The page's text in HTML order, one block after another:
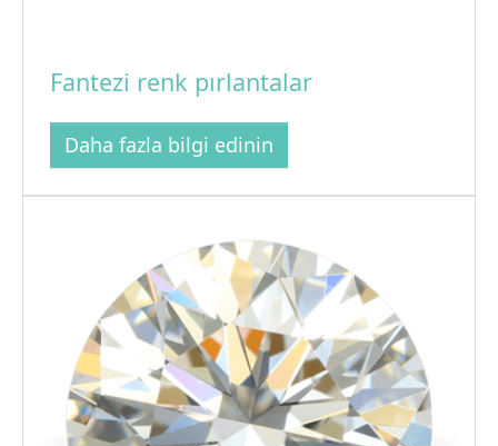
Fantezi renk pırlantalar
Daha fazla bilgi edinin